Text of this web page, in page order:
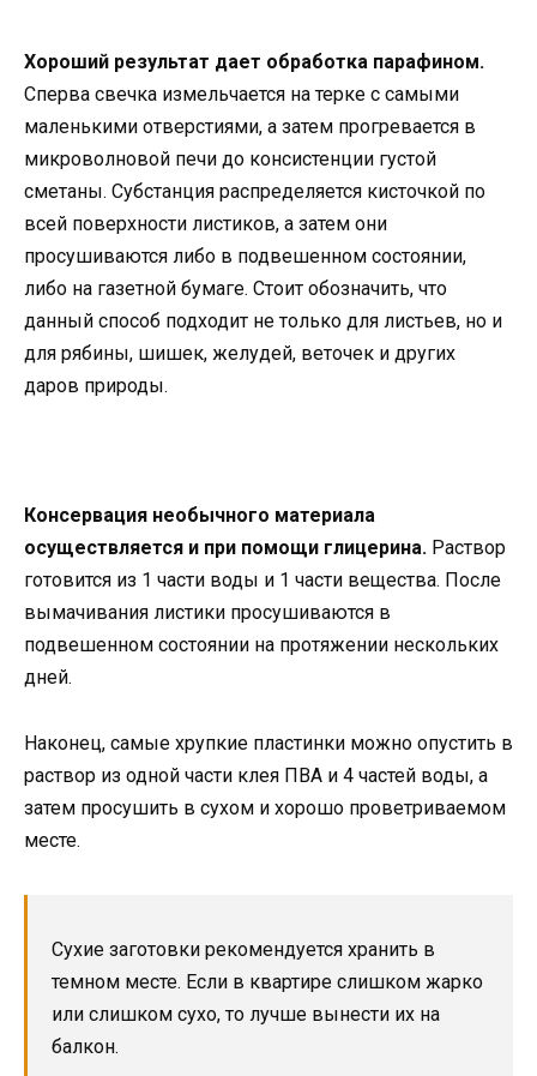
Хороший результат дает обработка парафином.
Сперва свечка измельчается на терке с самыми
маленькими отверстиями, а затем прогревается в
микроволновой печи до консистенции густой
сметаны. Субстанция распределяется кисточкой по
всей поверхности листиков, а затем они
просушиваются либо в подвешенном состоянии,
либо на газетной бумаге. Стоит обозначить, что
данный способ подходит не только для листьев, но и
для рябины, шишек, желудей, веточек и других
даров природы.
Консервация необычного материала
осуществляется и при помощи глицерина. Раствор
готовится из 1 части воды и 1 части вещества. После
вымачивания листики просушиваются в
подвешенном состоянии на протяжении нескольких
дней.
Наконец, самые хрупкие пластинки можно опустить в
раствор из одной части клея ПВА и 4 частей воды, а
затем просушить в сухом и хорошо проветриваемом
месте.
Сухие заготовки рекомендуется хранить в
темном месте. Если в квартире слишком жарко
или слишком сухо, то лучше вынести их на
балкон.